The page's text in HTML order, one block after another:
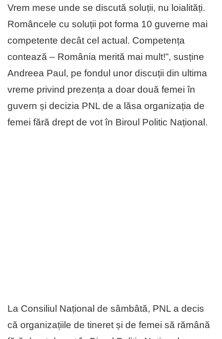
Vrem mese unde se discută soluții, nu loialități.
Româncele cu soluții pot forma 10 guverne mai
competente decât cel actual. Competența
contează – România merită mai mult!”, susține
Andreea Paul, pe fondul unor discuții din ultima
vreme privind prezența a doar două femei în
guvern și decizia PNL de a lăsa organizația de
femei fără drept de vot în Biroul Politic Național.
La Consiliul Național de sâmbâtă, PNL a decis
că organizațiile de tineret și de femei să rămână